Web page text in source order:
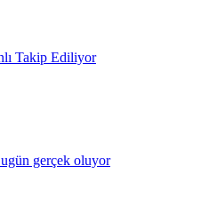
Takip Ediliyor
gerçek oluyor